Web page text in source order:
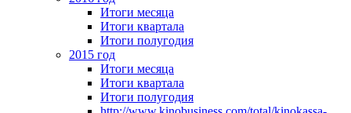
Итоги месяца
Итоги квартала
Итоги полугодия
2015 год
Итоги месяца
Итоги квартала
Итоги полугодия